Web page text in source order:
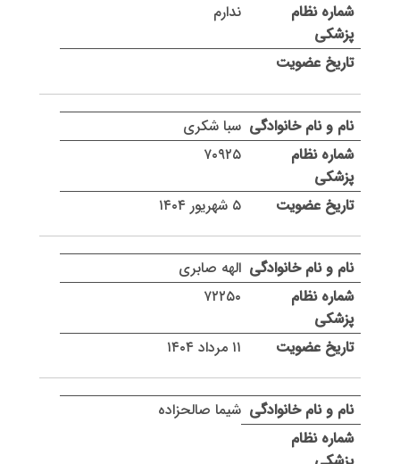
ندارم
سبا شکرى
۷۰۹۲۵
۵ شهریور ۱۴۰۴
الهه صابری
۷۲۲۵۰
۱۱ مرداد ۱۴۰۴
شیما صالحزاده